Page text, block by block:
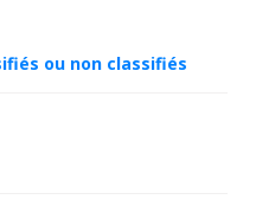
ou non classifiés